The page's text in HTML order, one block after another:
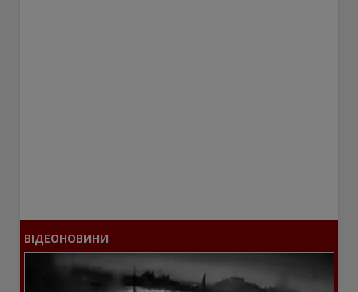
ВІДЕОНОВИНИ